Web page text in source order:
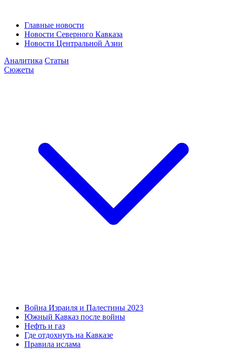
Главные новости
Новости Северного Кавказа
Новости Центральной Азии
Аналитика Статьи
Сюжеты
Война Израиля и Палестины 2023
Южный Кавказ после войны
Нефть и газ
Где отдохнуть на Кавказе
Правила ислама